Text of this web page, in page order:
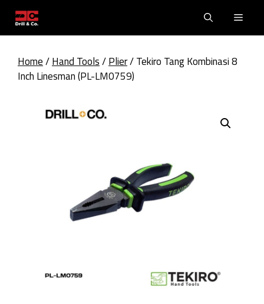
content
Home/Hand Tools/Plier/ Tekiro Tang Kombinasi 8
Inch Linesman (PL-LM0759)